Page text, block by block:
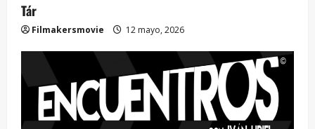
Tár
Filmakersmovie 12 mayo, 2026